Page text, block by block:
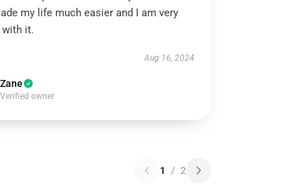
my life much easier and I am very
with it.
Aug 16, 2024
Zane
Verified owner
1 / 2